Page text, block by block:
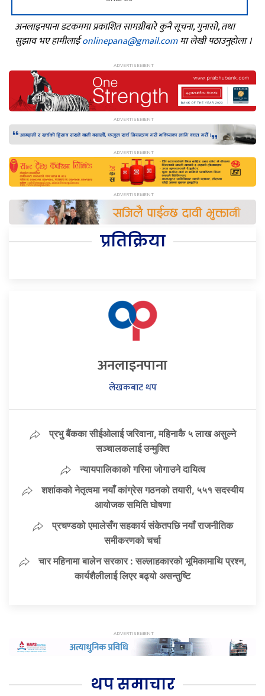
अनलाइनपाना डटकममा प्रकाशित सामग्रीबारे कुनै सूचना, गुनासो, तथा
सुझाव भए हामीलाईonlinepana@gmail.comमा लेखी पठाउनुहोला ।
प्रतिक्रिया
अनलाइनपाना
लेखकबाट थप
प्रभु बैंकका सीईओलाई जरिवाना, महिनाकै ५ लाख असुल्ने
सञ्चालकलाई उन्मुक्ति
न्यायपालिकाको गरिमा जोगाउने दायित्व
शशांकको नेतृत्वमा नयाँ कांग्रेस गठनको तयारी, ५५१ सदस्यीय
आयोजक समिति घोषणा
प्रचण्डको एमालेसँग सहकार्य संकेतपछि नयाँ राजनीतिक
समीकरणको चर्चा
चार महिनामा बालेन सरकार : सल्लाहकारको भूमिकामाथि प्रश्न,
कार्यशैलीलाई लिएर बढ्यो असन्तुष्टि
थप समाचार